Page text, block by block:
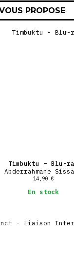
1977 « En
Féret
PROPOSE
Timbuktu – Blu-
Abderrahmane
14,90 €
En stock